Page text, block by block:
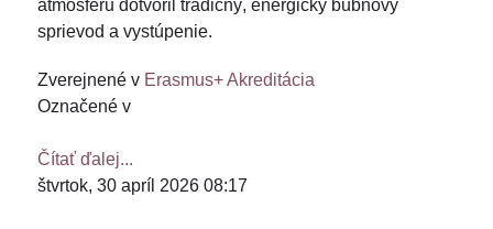
atmosféru dotvoril tradičný, energický bubnový
sprievod a vystúpenie.
Zverejnené v Erasmus+ Akreditácia
Označené v
Čítať ďalej...
štvrtok, 30 apríl 2026 08:17